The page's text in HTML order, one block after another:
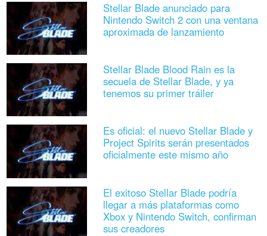
Stellar Blade anunciado para
Nintendo Switch 2 con una ventana
aproximada de lanzamiento
Stellar Blade Blood Rain es la
secuela de Stellar Blade, y ya
tenemos su primer tráiler
Es oficial: el nuevo Stellar Blade y
Project Spirits serán presentados
oficialmente este mismo año
El exitoso Stellar Blade podría
llegar a más plataformas como
Xbox y Nintendo Switch, confirman
sus creadores